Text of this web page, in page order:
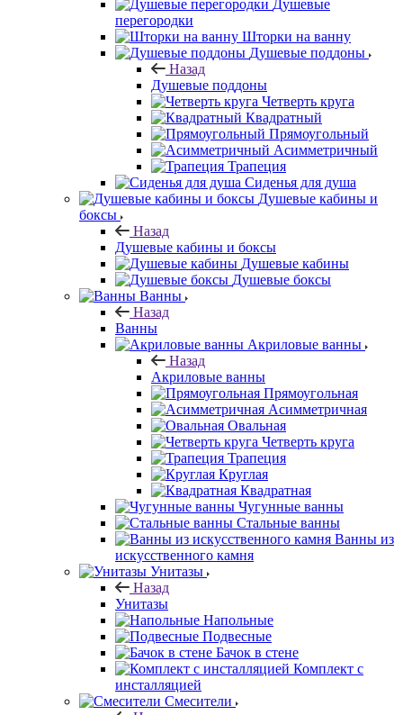
Душевые
перегородки
Шторки на ванну
Душевые поддоны
Назад
Душевые поддоны
Четверть круга
Квадратный
Прямоугольный
Асимметричный
Трапеция
Сиденья для душа
Душевые кабины и
боксы
Назад
Душевые кабины и боксы
Душевые кабины
Душевые боксы
Ванны
Назад
Ванны
Акриловые ванны
Назад
Акриловые ванны
Прямоугольная
Асимметричная
Овальная
Четверть круга
Трапеция
Круглая
Квадратная
Чугунные ванны
Стальные ванны
Ванны из
искусственного камня
Унитазы
Назад
Унитазы
Напольные
Подвесные
Бачок в стене
Комплект с
инсталляцией
Смесители